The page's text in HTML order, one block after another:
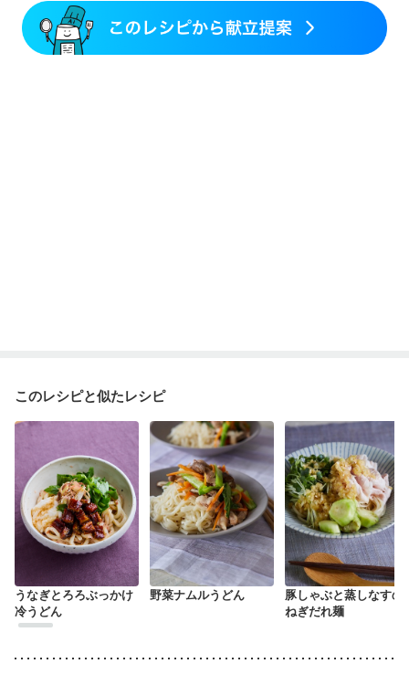
関節リウマチ
低栄養予防
貧血対策 ニキビ・肌荒れ 妊活中
このレシピと似たレシピ
うなぎとろろぶっかけ
冷うどん
野菜ナムルうどん
豚しゃぶと蒸しなすの
ねぎだれ麺